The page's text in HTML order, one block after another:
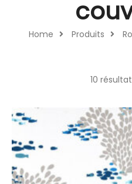
Home Produits
10